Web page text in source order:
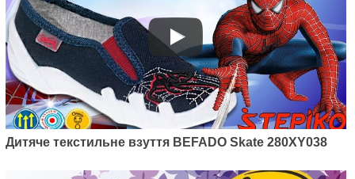
Дитяче текстильне взуття BEFADO Skate 280XY038